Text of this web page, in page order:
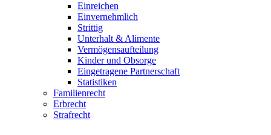
Einreichen
Einvernehmlich
Strittig
Unterhalt & Alimente
Vermögensaufteilung
Kinder und Obsorge
Eingetragene Partnerschaft
Statistiken
Familienrecht
Erbrecht
Strafrecht